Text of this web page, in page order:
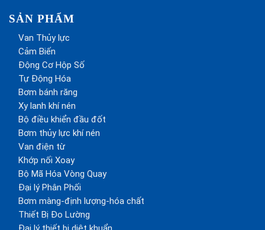
SẢN PHẨM
Van Thủy lực
Cảm Biến
Động Cơ Hộp Số
Tự Động Hóa
Bơm bánh răng
Xy lanh khí nén
Bộ điều khiển đầu đốt
Bơm thủy lực khí nén
Van điện từ
Khớp nối Xoay
Bộ Mã Hóa Vòng Quay
Đại lý Phân Phối
Bơm màng-định lượng-hóa chất
Thiết Bị Đo Lường